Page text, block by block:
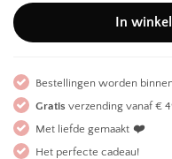
In
Bestellingen worden
Gratis verzending vanaf €
Met liefde gemaakt ❤️
Het perfecte cadeau!